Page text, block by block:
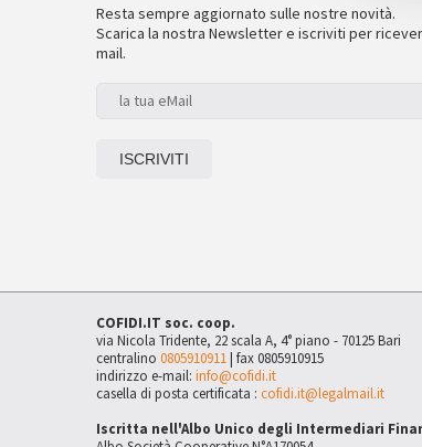
Resta sempre aggiornato sulle nostre novità.
Scarica la nostra Newsletter e iscriviti per
mail.
COFIDI.IT soc. coop.
via Nicola Tridente, 22 scala A, 4° piano - 70125 Bari
centralino 0805910911| fax 0805910915
indirizzo e-mail: info@cofidi.it
casella di posta certificata : cofidi.it@legalmail.it
Iscritta nell'Albo Unico degli Intermediari